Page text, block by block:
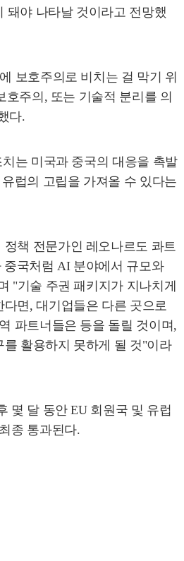
돼야 나타날 것이라고 전망했
보호주의로 비치는 걸 막기 위
호주의, 또는 기술적 분리를 의
다.
는 미국과 중국의 대응을 촉발
럽의 고립을 가져올 수 있다는
책 전문가인 레오나르도 콰트
중국처럼 AI 분야에서 규모와
"기술 주권 패키지가 지나치게
면, 대기업들은 다른 곳으로
파트너들은 등을 돌릴 것이며,
활용하지 못하게 될 것"이라
몇 달 동안 EU 회원국 및 유럽
종 통과된다.